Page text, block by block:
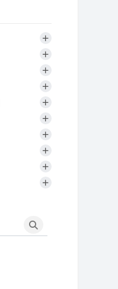
+
+
+
+
+
+
+
+
+
+
Search courses